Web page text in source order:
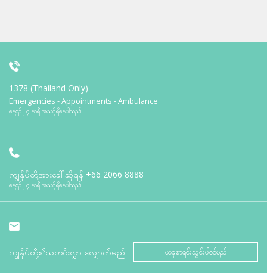
1378 (Thailand Only)
Emergencies - Appointments - Ambulance
နေ့စဉ် ၂၄ နာရီ အသင့်ရှိနေပါသည်။
ကျွန်ုပ်တို့အားခေါ်ဆိုရန် +66 2066 8888
နေ့စဉ် ၂၄ နာရီ အသင့်ရှိနေပါသည်။
ကျွန်ုပ်တို့၏သတင်းလွှာ လျှောက်မည် ယခုစာရင်းသွင်းပါဝင်မည်